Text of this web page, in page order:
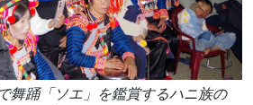
舞踊「ソエ」を鑑賞するハニ族の